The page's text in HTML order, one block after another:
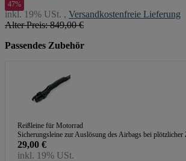
47%
inkl. 19% USt. , Versandkostenfreie Lieferung
Alter Preis: 849,00 €
Passendes Zubehör
Reißleine für Motorrad
Sicherungsleine zur Auslösung des Airbags bei plötzlicher
29,00 €
inkl. 19% USt.